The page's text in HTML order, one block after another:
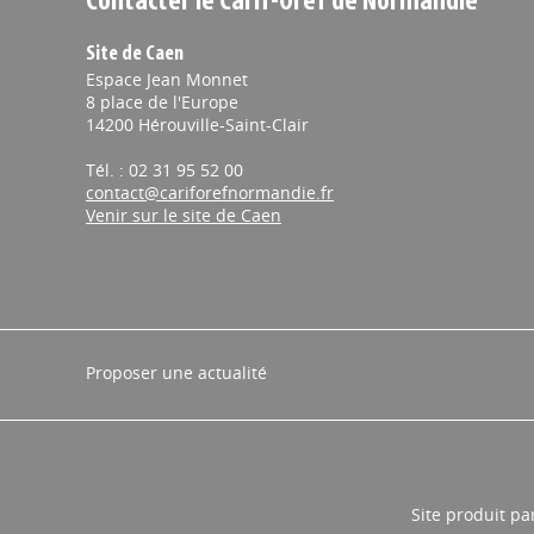
Site de Caen
Espace Jean Monnet
8 place de l'Europe
14200 Hérouville-Saint-Clair
Tél. : 02 31 95 52 00
contact@cariforefnormandie.fr
Venir sur le site de Caen
Proposer une actualité
Site produit